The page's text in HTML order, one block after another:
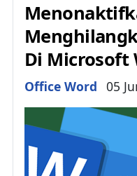
Di Microsoft
Details
Office Word 05